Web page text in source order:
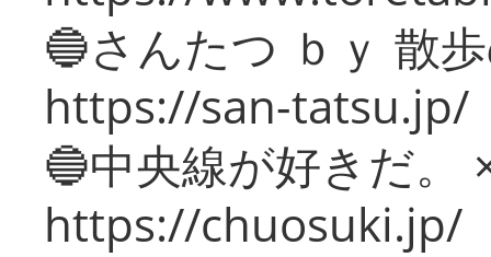
🔵さんたつ ｂｙ 散
https://san-tatsu.jp/
🔵中央線が好きだ。
https://chuosuki.jp/